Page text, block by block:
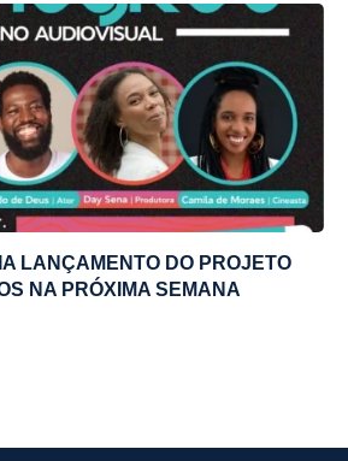
LANÇAMENTO DO PROJETO
NA PRÓXIMA SEMANA